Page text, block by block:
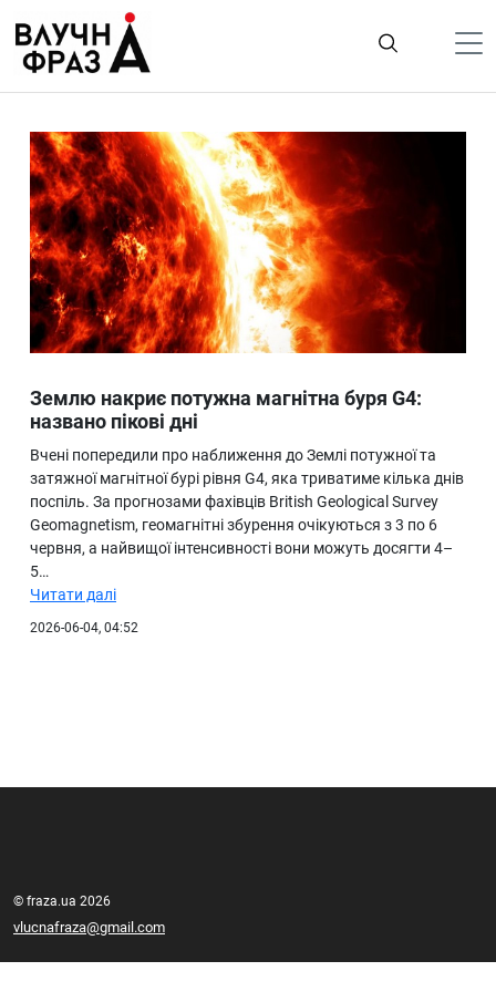
содержимому
Гроші
Життя
Лайфстайл
ТехноНаука
Людина
Ukraine
Про нас
Землю накриє потужна магнітна буря G4:
названо пікові дні
Вчені попередили про наближення до Землі потужної та
затяжної магнітної бурі рівня G4, яка триватиме кілька днів
поспіль. За прогнозами фахівців British Geological Survey
Geomagnetism, геомагнітні збурення очікуються з 3 по 6
червня, а найвищої інтенсивності вони можуть досягти 4–
5…
Читати далі
2026-06-04, 04:52
© fraza.ua 2026
vlucnafraza@gmail.com